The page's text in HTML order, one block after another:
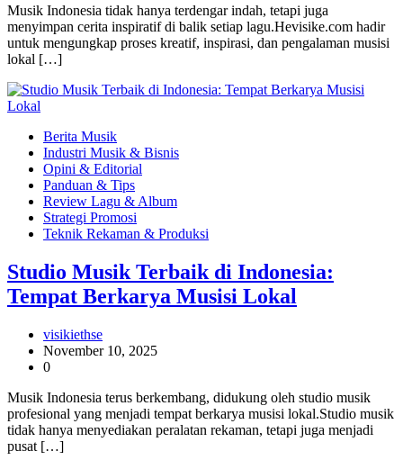
Musik Indonesia tidak hanya terdengar indah, tetapi juga
menyimpan cerita inspiratif di balik setiap lagu.Hevisike.com hadir
untuk mengungkap proses kreatif, inspirasi, dan pengalaman musisi
lokal […]
Berita Musik
Industri Musik & Bisnis
Opini & Editorial
Panduan & Tips
Review Lagu & Album
Strategi Promosi
Teknik Rekaman & Produksi
Studio Musik Terbaik di Indonesia:
Tempat Berkarya Musisi Lokal
visikiethse
November 10, 2025
0
Musik Indonesia terus berkembang, didukung oleh studio musik
profesional yang menjadi tempat berkarya musisi lokal.Studio musik
tidak hanya menyediakan peralatan rekaman, tetapi juga menjadi
pusat […]